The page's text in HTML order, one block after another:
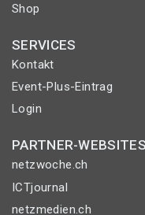
Shop
SERVICES
Kontakt
Event-Plus-Eintrag
Login
PARTNER-WEBSITES
netzwoche.ch
ICTjournal
netzmedien.ch